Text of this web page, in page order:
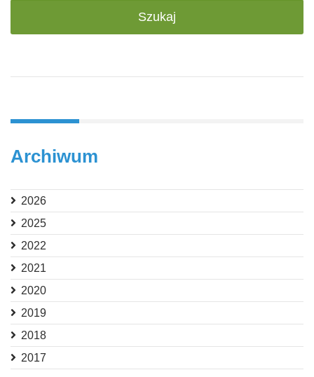
Archiwum
2026
2025
2022
2021
2020
2019
2018
2017